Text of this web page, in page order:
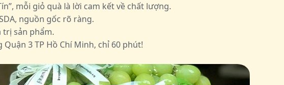
mỗi giỏ quà là lời cam kết về chất lượng.
nguồn gốc rõ ràng.
sản phẩm.
3 TP Hồ Chí Minh, chỉ 60 phút!